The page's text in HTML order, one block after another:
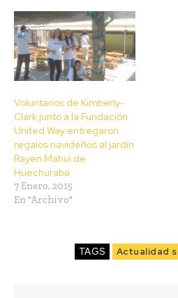
Voluntarios de Kimberly-
Clark junto a la Fundación
United Way entregaron
regalos navideños al jardín
Rayen Mahui de
Huechuraba
7 Enero, 2015
En "Archivo"
TAGS Actualidad